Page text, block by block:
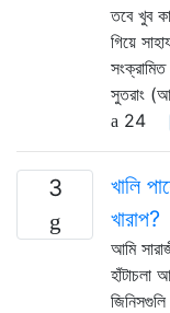
তবে খুব
গিয়ে
সুতরাং
24
3
খালি
খারাপ?
আমি
হাঁটাচলা